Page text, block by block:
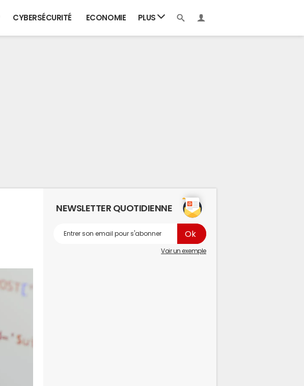
CYBERSÉCURITÉ ECONOMIE PLUS
NEWSLETTER QUOTIDIENNE
Voir un exemple